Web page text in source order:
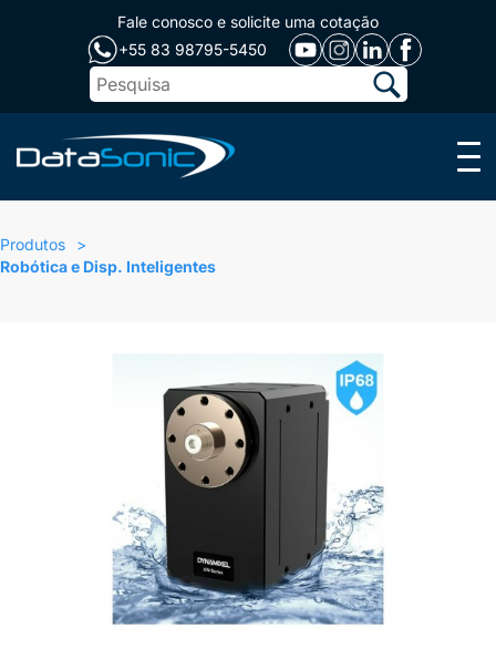
Fale conosco e solicite uma cotação
+55 83 98795-5450
Menu
Produtos
Robótica e Disp. Inteligentes